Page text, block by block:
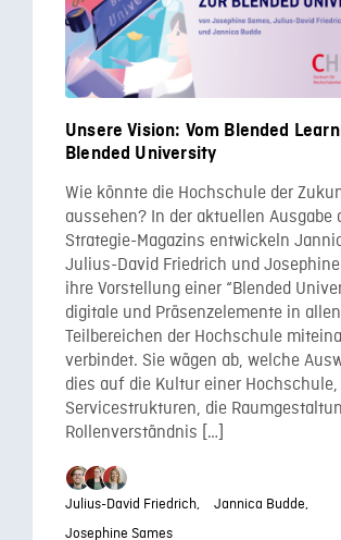
Unsere Vision: Vom Blended
Blended University
Wie könnte die Hochschule der
aussehen? In der aktuellen Ausgabe
Strategie-Magazins entwickeln
Julius-David Friedrich und
ihre Vorstellung einer “Blended
digitale und Präsenzelemente in allen
Teilbereichen der Hochschule
verbindet. Sie wägen ab, welche
dies auf die Kultur einer
Servicestrukturen, die
Rollenverständnis […]
Julius-David Friedrich,
Jannica Budde,
Josephine Sames